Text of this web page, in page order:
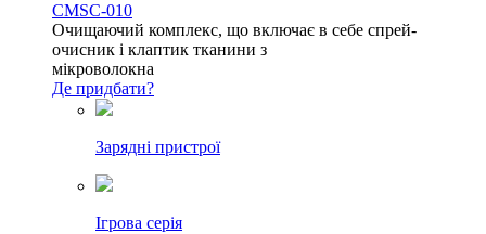
CMSC-010
Очищаючий комплекс, що включає в себе спрей-
очисник і клаптик тканини з
мікроволокна
Де придбати?
Зарядні пристрої
Ігрова серія